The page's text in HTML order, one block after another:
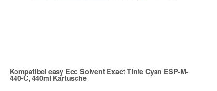
Kompatibel easy Eco Solvent Exact Tinte Cyan ESP-M-
440-C, 440ml Kartusche
Zur Artikelbewertung